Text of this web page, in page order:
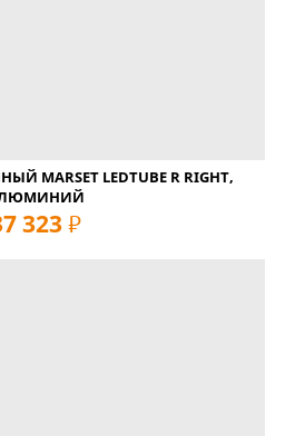
MARSET LEDTUBE R RIGHT,
323 руб